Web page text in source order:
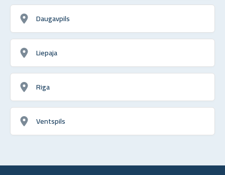
Daugavpils
Liepaja
Riga
Ventspils